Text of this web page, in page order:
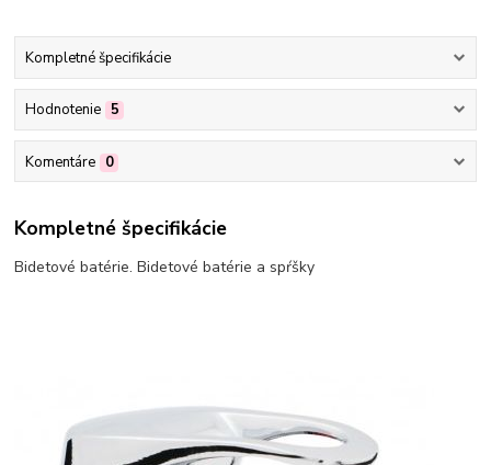
Kompletné špecifikácie
Hodnotenie 5
Komentáre 0
Kompletné špecifikácie
Bidetové batérie. Bidetové batérie a spŕšky